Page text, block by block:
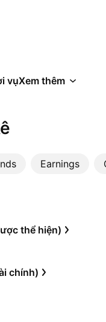
vụXem thêm
Earnings
thể hiện)
chính)